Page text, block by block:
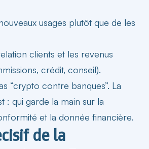
usages plutôt que de les
clients et les revenus
crédit, conseil).
“crypto contre banques”. La
: qui garde la main sur la
et la donnée financière.
de la